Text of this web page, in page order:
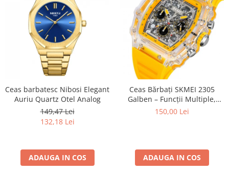
Ceas barbatesc Nibosi Elegant
Auriu Quartz Otel Analog
149,47 Lei
132,18 Lei
ADAUGA IN COS
Ceas Bărbați SKMEI 2305
Galben – Funcții Multiple,
Design Fashion, Cronometru,
150,00 Lei
ADAUGA IN COS